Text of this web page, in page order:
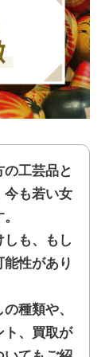
の工芸品と
今も若い女
も、もし
性があり
種類や、
ト、買取が